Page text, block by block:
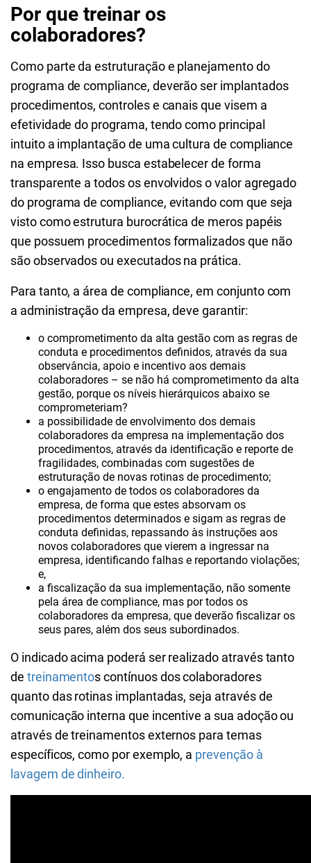
Por que treinar os
colaboradores?
Como parte da estruturação e planejamento do
programa de compliance, deverão ser implantados
procedimentos, controles e canais que visem a
efetividade do programa, tendo como principal
intuito a implantação de uma cultura de compliance
na empresa. Isso busca estabelecer de forma
transparente a todos os envolvidos o valor agregado
do programa de compliance, evitando com que seja
visto como estrutura burocrática de meros papéis
que possuem procedimentos formalizados que não
são observados ou executados na prática.
Para tanto, a área de compliance, em conjunto com
a administração da empresa, deve garantir:
o comprometimento da alta gestão com as regras de
conduta e procedimentos definidos, através da sua
observância, apoio e incentivo aos demais
colaboradores – se não há comprometimento da alta
gestão, porque os níveis hierárquicos abaixo se
comprometeriam?
a possibilidade de envolvimento dos demais
colaboradores da empresa na implementação dos
procedimentos, através da identificação e reporte de
fragilidades, combinadas com sugestões de
estruturação de novas rotinas de procedimento;
o engajamento de todos os colaboradores da
empresa, de forma que estes absorvam os
procedimentos determinados e sigam as regras de
conduta definidas, repassando às instruções aos
novos colaboradores que vierem a ingressar na
empresa, identificando falhas e reportando violações;
e,
a fiscalização da sua implementação, não somente
pela área de compliance, mas por todos os
colaboradores da empresa, que deverão fiscalizar os
seus pares, além dos seus subordinados.
O indicado acima poderá ser realizado através tanto
de treinamentoscontínuos dos colaboradores
quanto das rotinas implantadas, seja através de
comunicação interna que incentive a sua adoção ou
através de treinamentos externos para temas
específicos, como por exemplo, a prevenção à
lavagem de dinheiro.